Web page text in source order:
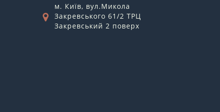
м. Київ, вул.Микола
Закревського 61/2 ТРЦ
Закревський 2 поверх